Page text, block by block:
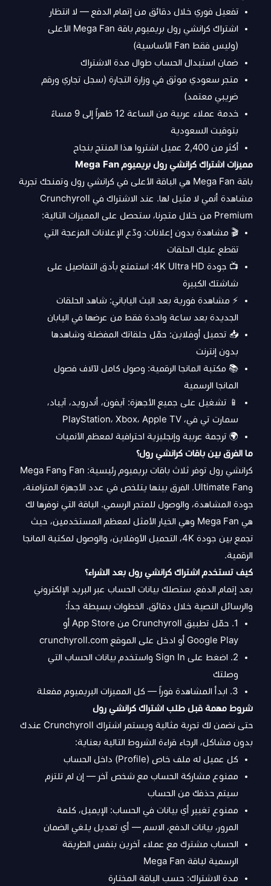
تفعيل فوري خلال دقائق من إتمام الدفع — لا انتظار
اشتراك كرانشي رول بريميوم باقة Mega Fan الأعلى
(وليس فقط Fan الأساسية)
ضمان استبدال الحساب طوال مدة الاشتراك
متجر سعودي موثق في وزارة التجارة (سجل تجاري ورقم
ضريبي معتمد)
خدمة عملاء عربية من الساعة 12 ظهراً إلى 9 مساءً
بتوقيت السعودية
أكثر من 2,400 عميل اشتروا هذا المنتج بنجاح
مميزات اشتراك كرانشي رول بريميوم Mega Fan
باقة Mega Fan هي الباقة الأعلى في كرانشي رول وتمنحك تجربة
مشاهدة أنمي لا مثيل لها. عند الاشتراك في Crunchyroll
Premium من خلال متجرنا، ستحصل على المميزات التالية:
🎬 مشاهدة بدون إعلانات: ودّع الإعلانات المزعجة التي
تقطع عليك الحلقات
📺 جودة 4K Ultra HD: استمتع بأدق التفاصيل على
شاشتك الكبيرة
⚡ مشاهدة فورية بعد البث الياباني: شاهد الحلقات
الجديدة بعد ساعة واحدة فقط من عرضها في اليابان
📥 تحميل أوفلاين: حمّل حلقاتك المفضلة وشاهدها
بدون إنترنت
📚 مكتبة المانجا الرقمية: وصول كامل لآلاف فصول
المانجا الرسمية
📱 تشغيل على جميع الأجهزة: آيفون، أندرويد، آيباد،
سمارت تي في، PlayStation، Xbox، Apple TV
🌍 ترجمة عربية وإنجليزية احترافية لمعظم الأنميات
ما الفرق بين باقات كرانشي رول؟
كرانشي رول توفر ثلاث باقات بريميوم رئيسية: Fan وMega Fan
وUltimate Fan. الفرق بينها يتلخص في عدد الأجهزة المتزامنة،
جودة المشاهدة، والوصول للمتجر الرسمي. الباقة التي نوفرها لك
هي Mega Fan وهي الخيار الأمثل لمعظم المستخدمين، حيث
تجمع بين جودة 4K، التحميل الأوفلاين، والوصول لمكتبة المانجا
الرقمية.
كيف تستخدم اشتراك كرانشي رول بعد الشراء؟
بعد إتمام الدفع، ستصلك بيانات الحساب عبر البريد الإلكتروني
والرسائل النصية خلال دقائق. الخطوات بسيطة جداً:
1. حمّل تطبيق Crunchyroll من App Store أو
Google Play أو ادخل على الموقع crunchyroll.com
2. اضغط على Sign In واستخدم بيانات الحساب التي
وصلتك
3. ابدأ المشاهدة فوراً — كل المميزات البريميوم مفعلة
شروط مهمة قبل طلب اشتراك كرانشي رول
حتى نضمن لك تجربة مثالية ويستمر اشتراك Crunchyroll عندك
بدون مشاكل، الرجاء قراءة الشروط التالية بعناية:
كل عميل له ملف خاص (Profile) داخل الحساب
ممنوع مشاركة الحساب مع شخص آخر — إن لم تلتزم
سيتم حذفك من الحساب
ممنوع تغيير أي بيانات في الحساب: الإيميل، كلمة
المرور، بيانات الدفع، الاسم — أي تعديل يلغي الضمان
الحساب مشترك مع عملاء آخرين بنفس الطريقة
الرسمية لباقة Mega Fan
مدة الاشتراك: حسب الباقة المختارة